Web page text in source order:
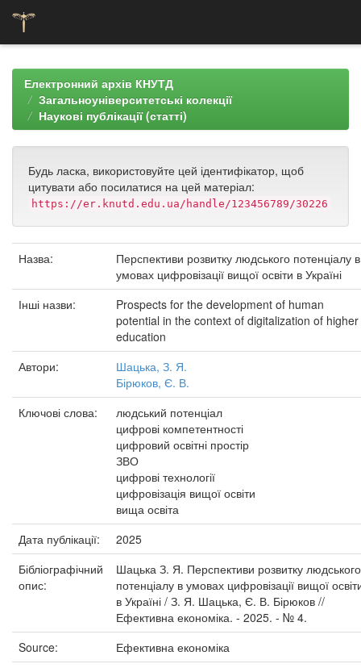
navigationЕлектронний архів КНУТД
Загальноуніверситетські колекції
Наукові публікації (статті)
Будь ласка, використовуйте цей ідентифікатор, щоб
цитувати або посилатися на цей матеріал:
https://er.knutd.edu.ua/handle/123456789/30226
Назва:
Перспективи розвитку людського потенціалу в
умовах цифровізації вищої освіти в Україні
Інші назви:
Prospects for the development of human
potential in the context of digitalization of higher
education
Автори:
Шацька, З. Я.
Бірюков, Є. В.
Ключові слова:
людський потенціал
цифрові компетентності
цифровий освітні простір
ЗВО
цифрові технології
цифровізація вищої освіти
вища освіта
Дата публікації:
2025
Бібліографічний
опис:
Шацька З. Я. Перспективи розвитку людського
потенціалу в умовах цифровізації вищої
в Україні / З. Я. Шацька, Є. В. Бірюков //
Ефективна економіка. - 2025. - № 4.
Source:
Ефективна економіка